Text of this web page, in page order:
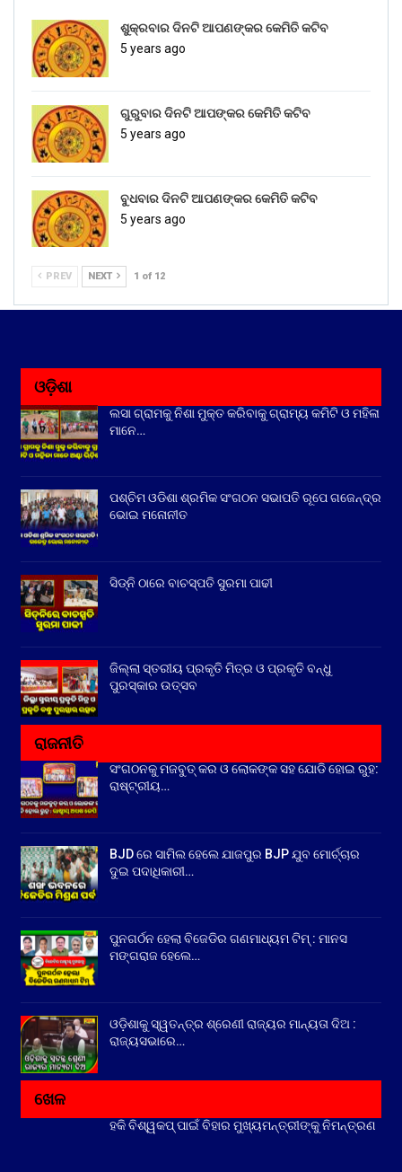
ଶୁକ୍ରବାର ଦିନଟି ଆପଣଙ୍କର କେମିତି କଟିବ
5 years ago
ଗୁରୁବାର ଦିନଟି ଆପଙ୍କର କେମିତି କଟିବ
5 years ago
ବୁଧବାର ଦିନଟି ଆପଣଙ୍କର କେମିତି କଟିବ
5 years ago
PREV NEXT 1 of 12
ଓଡ଼ିଶା
ଲସା ଗ୍ରାମକୁ ନିଶା ମୁକ୍ତ କରିବାକୁ ଗ୍ରାମ୍ୟ କମିଟି ଓ ମହିଳା
ମାନେ…
ପଶ୍ଚିମ ଓଡିଶା ଶ୍ରମିକ ସଂଗଠନ ସଭାପତି ରୂପେ ଗଜେନ୍ଦ୍ର
ଭୋଇ ମନୋନୀତ
ସିଡ୍‌ନି ଠାରେ ବାଚସ୍ପତି ସୁରମା ପାଢୀ
ଜିଲ୍ଲା ସ୍ତରୀୟ ପ୍ରକୃତି ମିତ୍ର ଓ ପ୍ରକୃତି ବନ୍ଧୁ
ପୁରସ୍କାର ଉତ୍ସବ
ରାଜନୀତି
ସଂଗଠନକୁ ମଜବୁତ୍ କର ଓ ଲୋକଙ୍କ ସହ ଯୋଡି ହୋଇ ରୁହ:
ରାଷ୍ଟ୍ରୀୟ…
BJD ରେ ସାମିଲ ହେଲେ ଯାଜପୁର BJP ଯୁବ ମୋର୍ଚ୍ଚାର
ଦୁଇ ପଦାଧିକାରୀ…
ପୁନଗର୍ଠନ ହେଲା ବିଜେଡିର ଗଣମାଧ୍ୟମ ଟିମ୍ : ମାନସ
ମଙ୍ଗରାଜ ହେଲେ…
ଓଡ଼ିଶାକୁ ସ୍ୱତନ୍ତ୍ର ଶ୍ରେଣୀ ରାଜ୍ୟର ମାନ୍ୟତା ଦିଅ :
ରାଜ୍ୟସଭାରେ…
ଖେଳ
ହକି ବିଶ୍ୱକପ୍ ପାଇଁ ବିହାର ମୁଖ୍ୟମନ୍ତ୍ରୀଙ୍କୁ ନିମନ୍ତ୍ରଣ